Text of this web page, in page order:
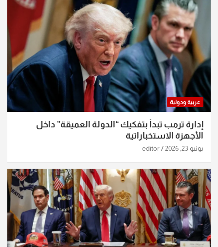
عربية ودولية
إدارة ترمب تبدأ بتفكيك “الدولة العميقة” داخل
الأجهزة الاستخباراتية
يونيو 23, 2026 editor